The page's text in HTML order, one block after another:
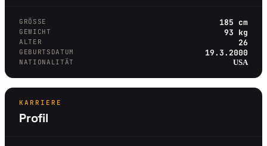
GRÖSSE 185 cm
GEWICHT 93 kg
ALTER 26
GEBURTSDATUM 19.3.2000
NATIONALITÄT USA
KARRIERE
Profil